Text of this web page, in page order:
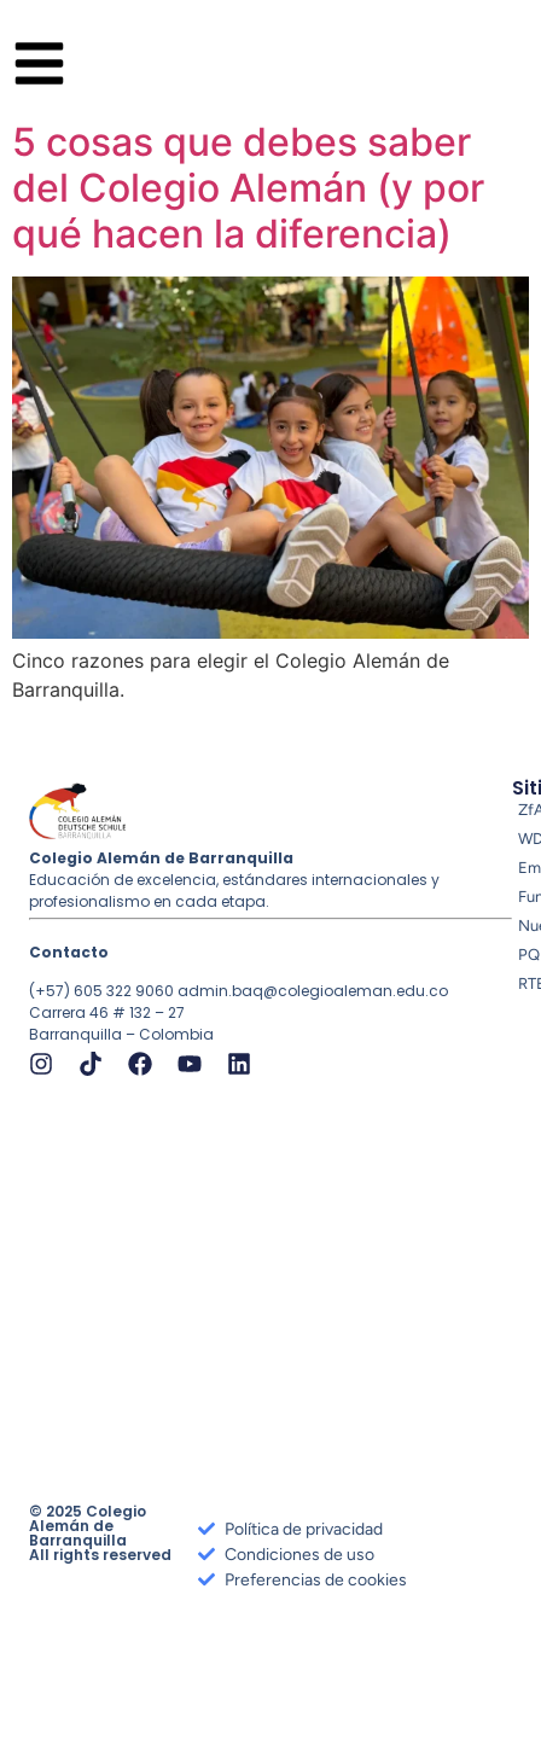
5 cosas que debes saber
del Colegio Alemán (y por
qué hacen la diferencia)​
Cinco razones para elegir el Colegio Alemán de
Barranquilla.
Colegio Alemán de Barranquilla
Educación de excelencia, estándares internacionales y
profesionalismo en cada etapa.
Contacto
(+57) 605 322 9060 admin.baq@colegioaleman.edu.co
Carrera 46 # 132 – 27
Barranquilla – Colombia
© 2025 Colegio
Alemán de
Barranquilla
All rights reserved
Política de privacidad
Condiciones de uso
Preferencias de cookies